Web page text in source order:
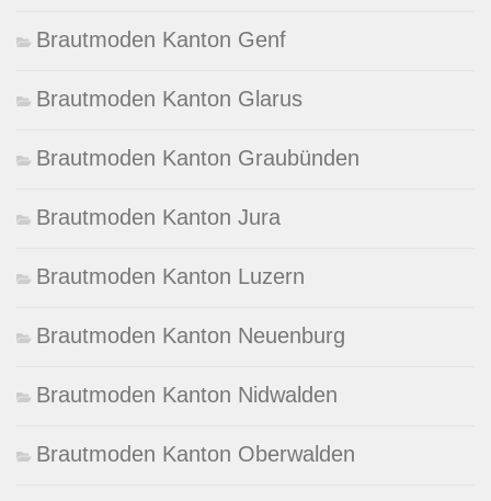
Brautmoden Kanton Genf
Brautmoden Kanton Glarus
Brautmoden Kanton Graubünden
Brautmoden Kanton Jura
Brautmoden Kanton Luzern
Brautmoden Kanton Neuenburg
Brautmoden Kanton Nidwalden
Brautmoden Kanton Oberwalden